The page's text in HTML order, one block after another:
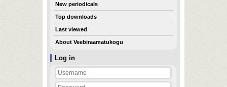
Log in
New periodicals
Top downloads
Last viewed
About Veebiraamatukogu